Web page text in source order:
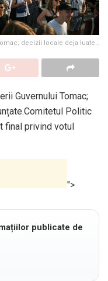
decizii locale deja luate…
Guvernului Tomac;
Politic
final privind votul
">
publicate de